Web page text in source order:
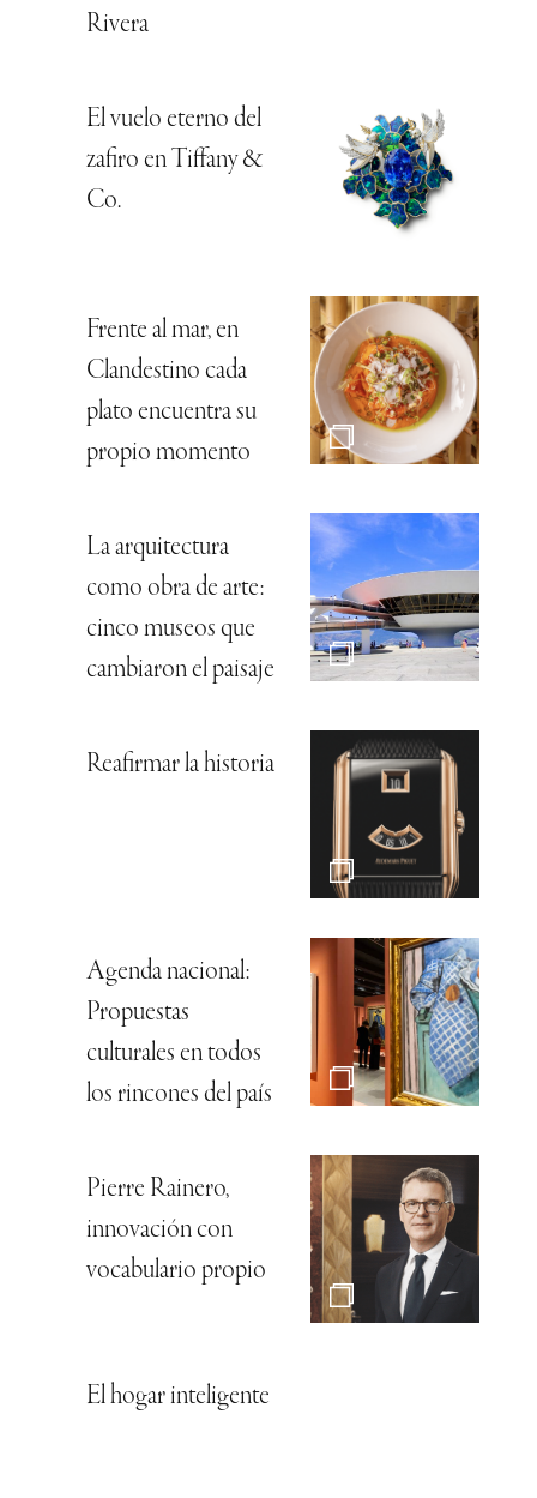
Rivera
El vuelo eterno del
zafiro en Tiffany &
Co.
Frente al mar, en
Clandestino cada
plato encuentra su
propio momento
La arquitectura
como obra de arte:
cinco museos que
cambiaron el paisaje
Reafirmar la historia
Agenda nacional:
Propuestas
culturales en todos
los rincones del país
Pierre Rainero,
innovación con
vocabulario propio
El hogar inteligente